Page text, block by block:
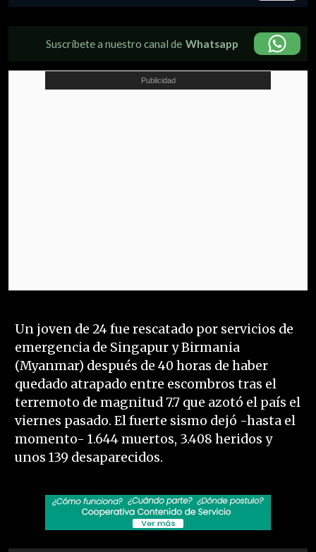
Suscríbete a nuestro canal de Whatsapp
Un joven de 24 fue rescatado por servicios de
emergencia de Singapur y Birmania
(Myanmar) después de 40 horas de haber
quedado atrapado entre escombros tras el
terremoto de magnitud 7.7 que azotó el país el
viernes pasado. El fuerte sismo dejó -hasta el
momento- 1.644 muertos, 3.408 heridos y
unos 139 desaparecidos.